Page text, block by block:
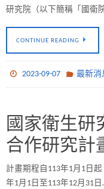
研究院（以下簡稱「國衛
CONTINUE READING
2023-09-07 最新消
國家衛生研
合作研究計
計畫期程自113年1月1日
年1月1日至113年12月31